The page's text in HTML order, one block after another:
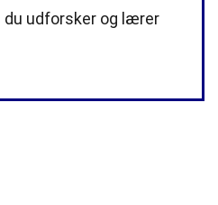
udforsker og lærer